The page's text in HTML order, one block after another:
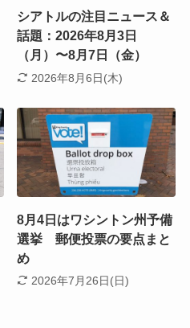
シアトルの注目ニュース＆
話題：2026年8月3日
（月）〜8月7日（金）
2026年8月6日(木)
8月4日はワシントン州予備
選挙 郵便投票の要点まと
め
2026年7月26日(日)